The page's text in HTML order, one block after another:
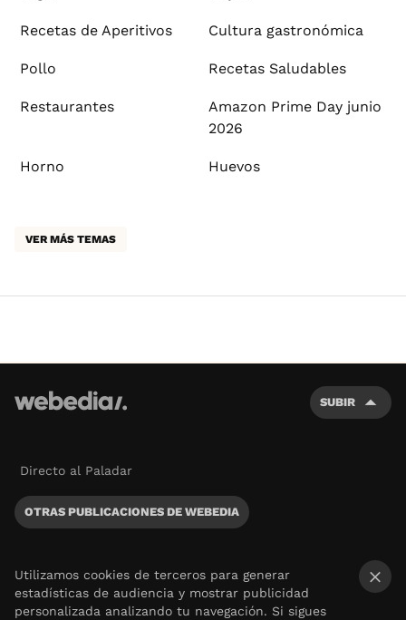
Recetas de Aperitivos Cultura gastronómica
Pollo Recetas Saludables
Restaurantes
Amazon Prime Day junio
2026
Horno Huevos
VER MÁS TEMAS
SUBIR
Directo al Paladar
OTRAS PUBLICACIONES DE WEBEDIA
Utilizamos cookies de terceros para generar
estadísticas de audiencia y mostrar publicidad
personalizada analizando tu navegación. Si sigues